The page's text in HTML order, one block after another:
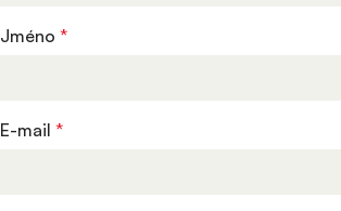
Jméno *
E-mail *